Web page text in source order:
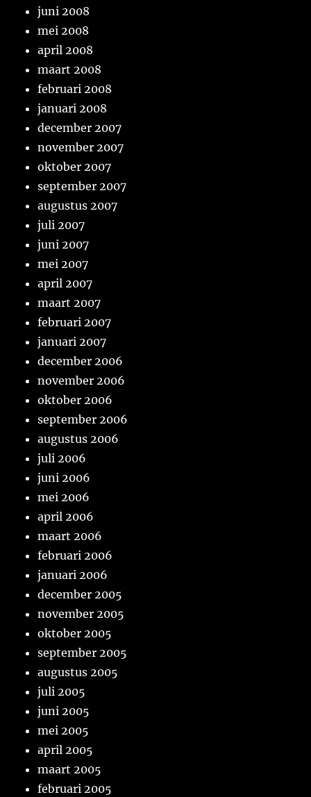
juni 2008
mei 2008
april 2008
maart 2008
februari 2008
januari 2008
december 2007
november 2007
oktober 2007
september 2007
augustus 2007
juli 2007
juni 2007
mei 2007
april 2007
maart 2007
februari 2007
januari 2007
december 2006
november 2006
oktober 2006
september 2006
augustus 2006
juli 2006
juni 2006
mei 2006
april 2006
maart 2006
februari 2006
januari 2006
december 2005
november 2005
oktober 2005
september 2005
augustus 2005
juli 2005
juni 2005
mei 2005
april 2005
maart 2005
februari 2005